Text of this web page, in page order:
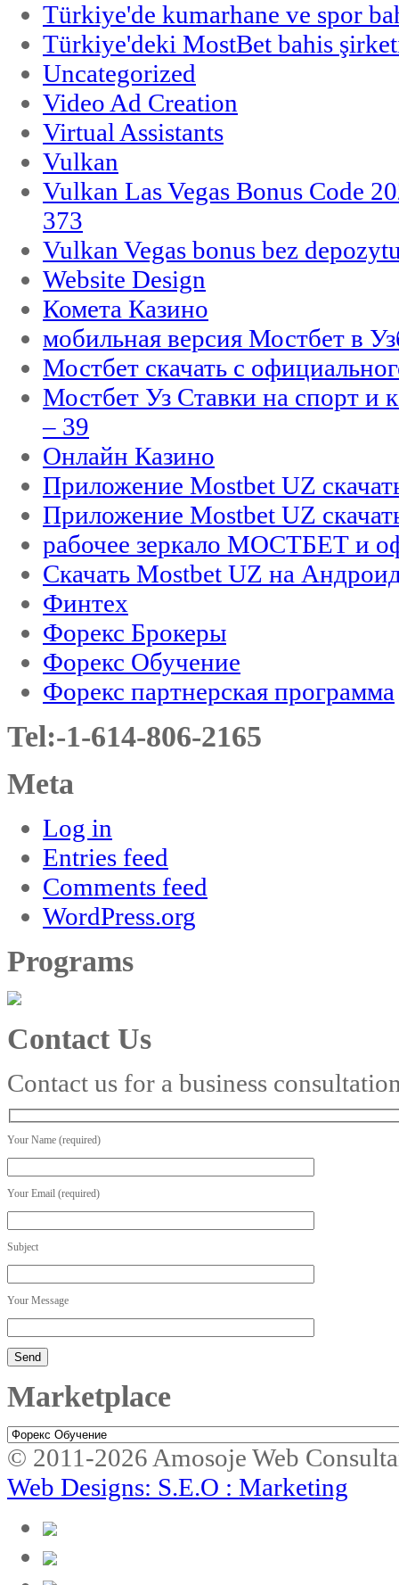
Türkiye'de kumarhane ve spor
Türkiye'deki MostBet bahis
Uncategorized
Video Ad Creation
Virtual Assistants
Vulkan
Vulkan Las Vegas Bonus Code
373
Vulkan Vegas bonus bez
Website Design
Комета Казино
мобильная версия Мостбет в
Мостбет скачать с
Мостбет Уз Ставки на спорт и
– 39
Онлайн Казино
Приложение Mostbet UZ
Приложение Mostbet UZ
рабочее зеркало МОСТБЕТ и
Скачать Mostbet UZ на
Финтех
Форекс Брокеры
Форекс Обучение
Форекс партнерская программа
Tel:-1-614-806-2165
Meta
Log in
Entries feed
Comments feed
WordPress.org
Programs
Contact Us
Contact us for a business
Your Name (required)
Your Email (required)
Subject
Your Message
Marketplace
Marketplace
© 2011-2026 Amosoje Web
Web Designs: S.E.O : Marketing